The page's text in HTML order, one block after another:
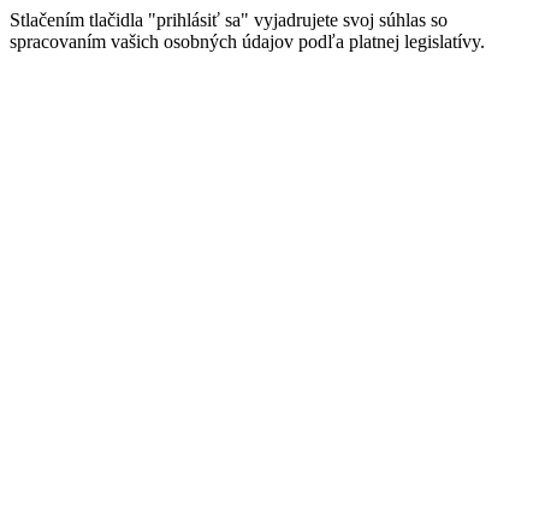
Stlačením tlačidla "prihlásiť sa" vyjadrujete svoj súhlas so
spracovaním vašich osobných údajov podľa platnej legislatívy.